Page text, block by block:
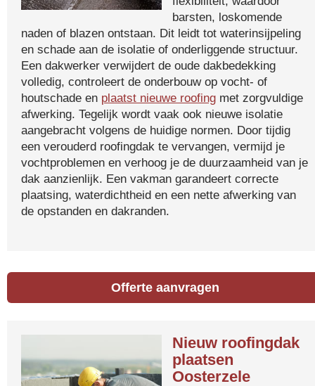
barsten, loskomende
naden of blazen ontstaan. Dit leidt tot waterinsijpeling
en schade aan de isolatie of onderliggende structuur.
Een dakwerker verwijdert de oude dakbedekking
volledig, controleert de onderbouw op vocht- of
houtschade en plaatst nieuwe roofing met zorgvuldige
afwerking. Tegelijk wordt vaak ook nieuwe isolatie
aangebracht volgens de huidige normen. Door tijdig
een verouderd roofingdak te vervangen, vermijd je
vochtproblemen en verhoog je de duurzaamheid van je
dak aanzienlijk. Een vakman garandeert correcte
plaatsing, waterdichtheid en een nette afwerking van
de opstanden en dakranden.
Offerte aanvragen
Nieuw roofingdak
plaatsen
Oosterzele